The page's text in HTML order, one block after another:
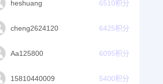
heshuang 6510积分
cheng2624120 6425积分
Aa125800 6095积分
15810440009 5400积分